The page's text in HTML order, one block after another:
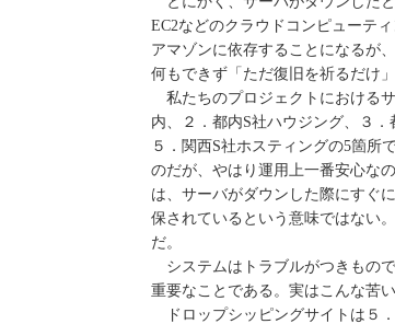
EC2などのクラウドコンピューテ
アマゾンに依存することになるが
何もできず「ただ復旧を祈るだけ
私たちのプロジェクトにおける
内、２．都内S社ハウジング、３
５．関西S社ホスティングの5箇所
のだが、やはり運用上一番安心な
は、サーバがダウンした際にすぐ
保されているという意味ではない
だ。
システムはトラブルがつきもの
重要なことである。実はこんな苦
ドロップシッピングサイトは５